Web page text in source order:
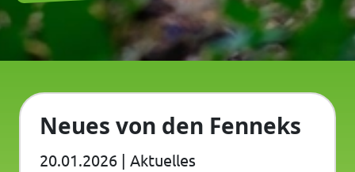
Neues von den Fenneks
20.01.2026 | Aktuelles